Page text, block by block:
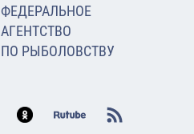
ФЕДЕРАЛЬНОЕ
АГЕНТСТВО
ПО РЫБОЛОВСТВУ